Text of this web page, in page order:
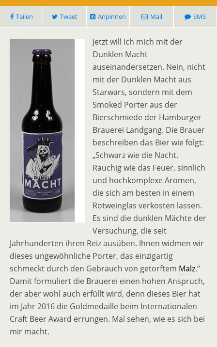
Teilen Tweet Anpinnen Mail SMS
Jetzt will ich mich mit der
Dunklen Macht
auseinandersetzen. Nein, nicht
mit der Dunklen Macht aus
Starwars, sondern mit dem
Smoked Porter aus der
Bierschmiede der Hamburger
Brauerei Landgang. Die Brauer
beschreiben das Bier wie folgt:
„Schwarz wie die Nacht.
Rauchig wie das Feuer, sinnlich
und hochkomplexe Aromen,
die sich am besten in einem
Rotweinglas verkosten lassen.
Es sind die dunklen Mächte der
Versuchung, die seit
Jahrhunderten ihren Reiz ausüben. Ihnen widmen wir
dieses ungewöhnliche Porter, das einzigartig
schmeckt durch den Gebrauch von getorftem Malz.“
Damit formuliert die Brauerei einen hohen Anspruch,
der aber wohl auch erfüllt wird, denn dieses Bier hat
im Jahr 2016 die Goldmedaille beim Internationalen
Craft Beer Award errungen. Mal sehen, wie es sich bei
mir macht.